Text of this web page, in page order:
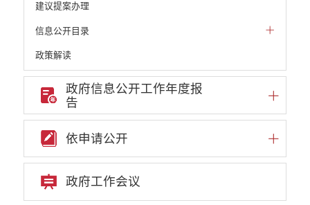
建议提案办理
信息公开目录
政策解读
机构职能和权责清单
自然资源政务公开
重点领域信息公开
重大建设项目信息
安全生产信息公开
民政信息公开
推进面向转移落户人员的服务公开
政府信息公开工作年度报
告
依申请公开
政府工作会议